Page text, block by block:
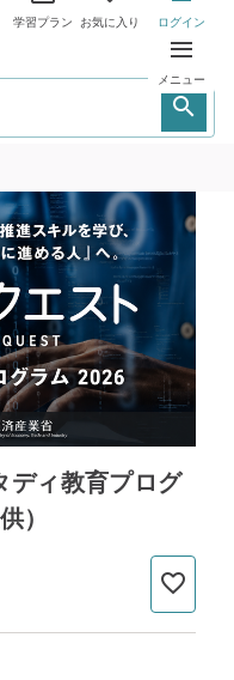
学習プラン お気に入り ログイン
メニュー
ディ教育プログ
）